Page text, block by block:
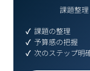
課題整
課題の整理
予算感の把握
次のステップ明